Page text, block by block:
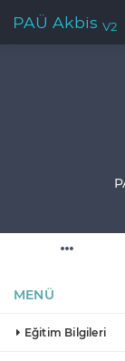
PAÜ Akbis V2
MENÜ
Eğitim Bilgileri